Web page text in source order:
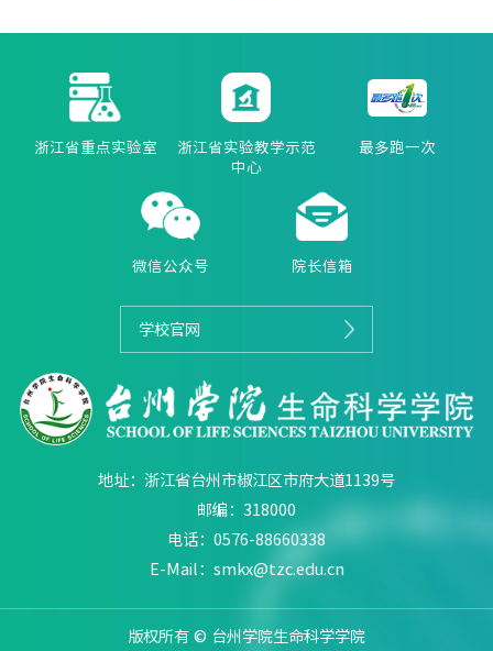
地址：浙江省台州市椒江区市府大道1139号
邮编：318000
电话：0576-88660338
E-Mail：smkx@tzc.edu.cn
浙江省重点实验室
浙江省实验教学示范
中心
最多跑一次
微信公众号 院长信箱
学校官网
版权所有 © 台州学院生命科学学院